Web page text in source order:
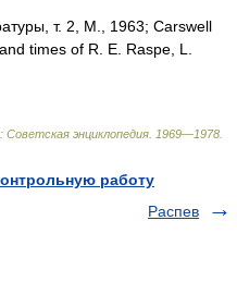
т. 2, М., 1963; Carswell
times of R. E. Raspe, L.
энциклопедия 1969—1978
работу
Распев